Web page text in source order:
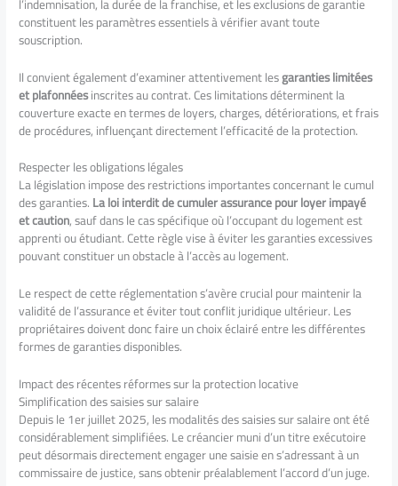
constituent les paramètres essentiels à vérifier avant toute
souscription.
Il convient également d’examiner attentivement lesgaranties limitées
et plafonnéesinscrites au contrat. Ces limitations déterminent la
couverture exacte en termes de loyers, charges, détériorations, et frais
de procédures, influençant directement l’efficacité de la protection.
Respecter les obligations légales
La législation impose des restrictions importantes concernant le cumul
des garanties.La loi interdit de cumuler assurance pour loyer impayé
et caution, sauf dans le cas spécifique où l’occupant du logement est
apprenti ou étudiant. Cette règle vise à éviter les garanties excessives
pouvant constituer un obstacle à l’accès au logement.
Le respect de cette réglementation s’avère crucial pour maintenir la
validité de l’assurance et éviter tout conflit juridique ultérieur. Les
propriétaires doivent donc faire un choix éclairé entre les différentes
formes de garanties disponibles.
Impact des récentes réformes sur la protection locative
Simplification des saisies sur salaire
Depuis le 1er juillet 2025, les modalités des saisies sur salaire ont été
considérablement simplifiées. Le créancier muni d’un titre exécutoire
peut désormais directement engager une saisie en s’adressant à un
commissaire de justice, sans obtenir préalablement l’accord d’un juge.